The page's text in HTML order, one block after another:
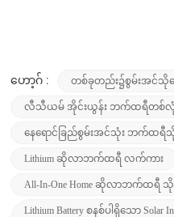
ဟော့ဂ် : တစ်ခုတည်း၌စွမ်းအင်သို
လီသီယမ် အိုင်းယွန်း ဘက်ထရီတစ်လုံး
နေရောင်ခြည်စွမ်းအင်သုံး ဘက်ထရီ
Lithium ဆိုလာဘက်ထရီ လက်ကား
All-In-One Home ဆိုလာဘက်ထရီ
Lithium Battery စနစ်ပါရှိသော